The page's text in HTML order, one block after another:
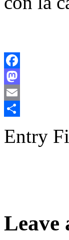
Facebook
Mastodon
Email
Entry
Leave